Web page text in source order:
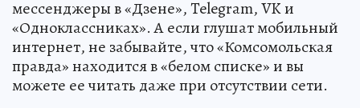
мессенджеры в «Дзене», Telegram, VK и
«Одноклассниках». А если глушат мобильный
интернет, не забывайте, что «Комсомольская
правда» находится в «белом списке» и вы
можете ее читать даже при отсутствии сети.